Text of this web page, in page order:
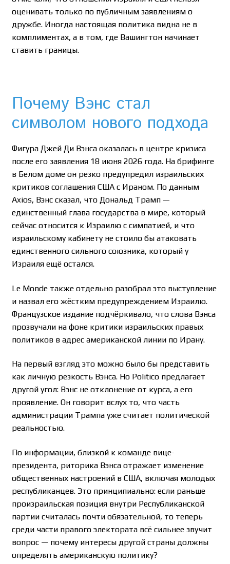
оценивать только по публичным заявлениям о
дружбе. Иногда настоящая политика видна не в
комплиментах, а в том, где Вашингтон начинает
ставить границы.
Почему Вэнс стал
символом нового подхода
Фигура Джей Ди Вэнса оказалась в центре кризиса
после его заявления 18 июня 2026 года. На брифинге
в Белом доме он резко предупредил израильских
критиков соглашения США с Ираном. По данным
Axios, Вэнс сказал, что Дональд Трамп —
единственный глава государства в мире, который
сейчас относится к Израилю с симпатией, и что
израильскому кабинету не стоило бы атаковать
единственного сильного союзника, который у
Израиля ещё остался.
Le Monde также отдельно разобрал это выступление
и назвал его жёстким предупреждением Израилю.
Французское издание подчёркивало, что слова Вэнса
прозвучали на фоне критики израильских правых
политиков в адрес американской линии по Ирану.
На первый взгляд это можно было бы представить
как личную резкость Вэнса. Но Politico предлагает
другой угол: Вэнс не отклонение от курса, а его
проявление. Он говорит вслух то, что часть
администрации Трампа уже считает политической
реальностью.
По информации, близкой к команде вице-
президента, риторика Вэнса отражает изменение
общественных настроений в США, включая молодых
республиканцев. Это принципиально: если раньше
произраильская позиция внутри Республиканской
партии считалась почти обязательной, то теперь
среди части правого электората всё сильнее звучит
вопрос — почему интересы другой страны должны
определять американскую политику?